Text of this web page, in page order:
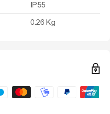
IP55
0.26 Kg